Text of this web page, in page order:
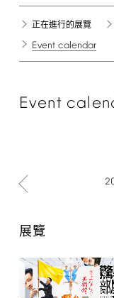
正在進行的展覽
Event calendar
Event
展覽